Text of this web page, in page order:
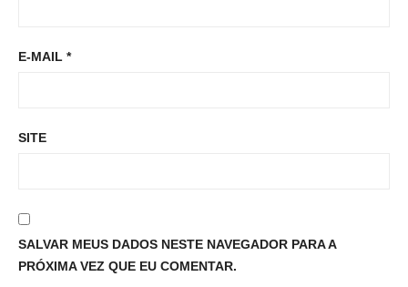
E-MAIL *
SITE
SALVAR MEUS DADOS NESTE NAVEGADOR PARA A
PRÓXIMA VEZ QUE EU COMENTAR.